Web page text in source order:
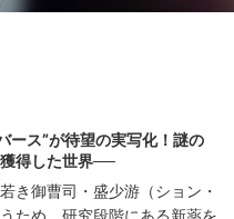
ース”が待望の実写化！謎の
得した世界──
き御曹司・盛少游（ション・
ため、研究段階にある新薬を